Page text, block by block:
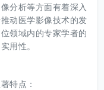
分析等方面有着深入
动医学影像技术的发
领域内的专家学者的
用性。
特点：